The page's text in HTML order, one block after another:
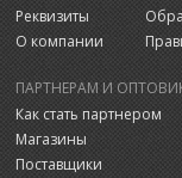
Реквизиты
О компании
ПАРТНЕРАМ И
Как стать партнером
Магазины
Поставщики